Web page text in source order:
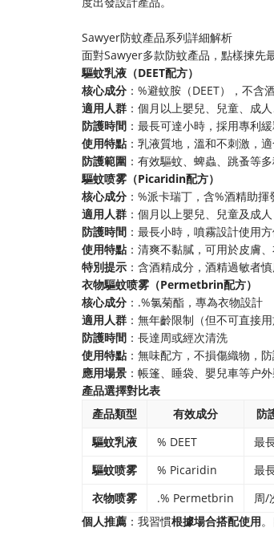
Sawyer防蚊產品系列詳細解析
面對Sawyer多款防蚊產品，點樣揀先
​驅蚊乳液（DEET配方）​
​核心成分​ ：%避蚊胺（DEET），不含
​適用人群​ ：個月以上嬰兒、兒童、成
​防護時間​ ：最長可達小時，採用專利
​使用特點​ ：乳液質地，溫和不刺激，
​防護範圍​ ：有效驅蚊、蜱蟲、跳蚤等
​驅蚊喷雾（Picaridin配方）​
​核心成分​ ：%派卡瑞丁，含%酒精助揮
​適用人群​ ​：個月以上嬰兒、兒童及成人
​防護時間​ ：最長小時，噴霧設計使用
​使用特點​ ：清爽不黏膩，可用於皮膚
​特別提示​ ：含酒精成分，酒精過敏者
​衣物驅蚊喷雾（Permetbrin配方）​
​核心成分​ ​：.%氯菊酯，專為衣物設計
​適用人群​ ：無年齡限制（但不可直接用
​防護時間​ ​：長達周或經次清洗
​使用特點​ ：無味配方，不損傷織物，
​應用場景​ ：帳篷、睡袋、嬰兒車等户
​產品選擇對比表​
產品類型
有效成分 防
​驅蚊乳液​
% DEET 最
​驅蚊喷雾​
% Picaridin 最
​衣物喷雾​
.% Permetbrin 周/
​個人推薦​ ​：我習慣​​根據場合搭配使用​